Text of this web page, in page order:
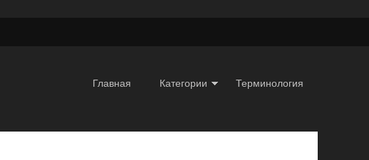
Главная Категории Терминология